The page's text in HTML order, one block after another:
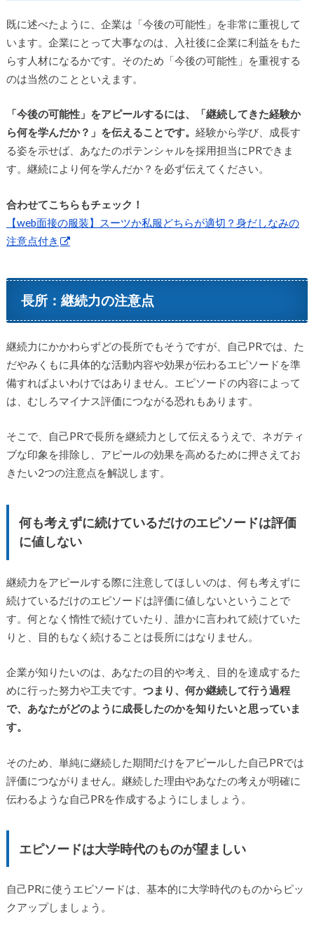
既に述べたように、企業は「今後の可能性」を非常に重視して
います。企業にとって大事なのは、入社後に企業に利益をもた
らす人材になるかです。そのため「今後の可能性」を重視する
のは当然のことといえます。
「今後の可能性」をアピールするには、「継続してきた経験か
ら何を学んだか？」を伝えることです。 経験から学び、成長す
る姿を示せば、あなたのポテンシャルを採用担当にPRできま
す。継続により何を学んだか？を必ず伝えてください。
合わせてこちらもチェック！
【web面接の服装】スーツか私服どちらが適切？身だしなみの
注意点付き
長所：継続力の注意点
継続力にかかわらずどの長所でもそうですが、自己PRでは、た
だやみくもに具体的な活動内容や効果が伝わるエピソードを準
備すればよいわけではありません。エピソードの内容によって
は、むしろマイナス評価につながる恐れもあります。
そこで、自己PRで長所を継続力として伝えるうえで、ネガティ
ブな印象を排除し、アピールの効果を高めるために押さえてお
きたい2つの注意点を解説します。
何も考えずに続けているだけのエピソードは評価
に値しない
継続力をアピールする際に注意してほしいのは、何も考えずに
続けているだけのエピソードは評価に値しないということで
す。何となく惰性で続けていたり、誰かに言われて続けていた
りと、目的もなく続けることは長所にはなりません。
企業が知りたいのは、あなたの目的や考え、目的を達成するた
めに行った努力や工夫です。 つまり、何か継続して行う過程
で、あなたがどのように成長したのかを知りたいと思っていま
す。
そのため、単純に継続した期間だけをアピールした自己PRでは
評価につながりません。継続した理由やあなたの考えが明確に
伝わるような自己PRを作成するようにしましょう。
エピソードは大学時代のものが望ましい
自己PRに使うエピソードは、基本的に大学時代のものからピッ
クアップしましょう。